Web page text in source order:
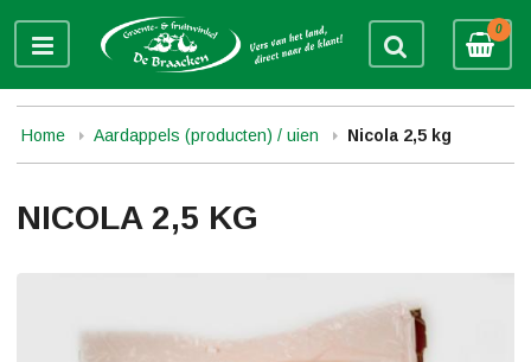
0
Home Aardappels (producten) / uien Nicola 2,5 kg
NICOLA 2,5 KG